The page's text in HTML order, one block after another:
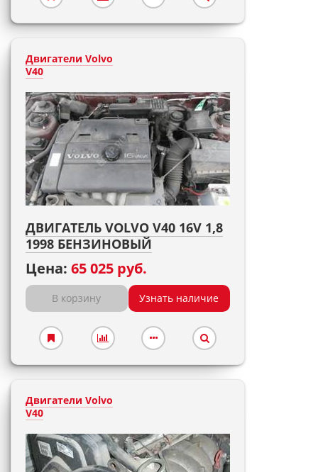
Двигатели Volvo
V40
ДВИГАТЕЛЬ VOLVO V40 16V 1,8
1998 БЕНЗИНОВЫЙ
Цена: 65 025 руб.
В корзину Узнать наличие
Двигатели Volvo
V40